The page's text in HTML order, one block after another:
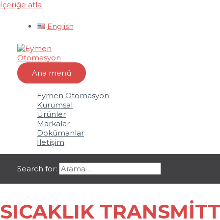
İçeriğe atla
English
Ana menü
Eymen Otomasyon
Kurumsal
Ürünler
Markalar
Dokümanlar
İletişim
Search for:
SICAKLIK